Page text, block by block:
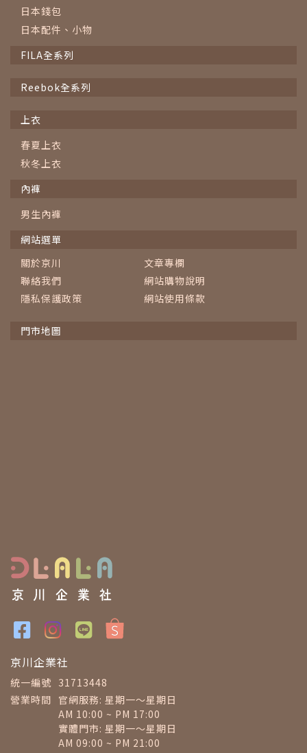
日本錢包
日本配件、小物
FILA全系列
Reebok全系列
上衣
春夏上衣
秋冬上衣
內褲
男生內褲
京川企業社
統一編號 31713448
營業時間 官網服務: 星期一～星期日
AM 10:00 ~ PM 17:00
實體門市: 星期一～星期日
AM 09:00 ~ PM 21:00
網站選單
關於京川
文章專欄
聯絡我們
網站購物說明
隱私保護政策
網站使用條款
門市地圖